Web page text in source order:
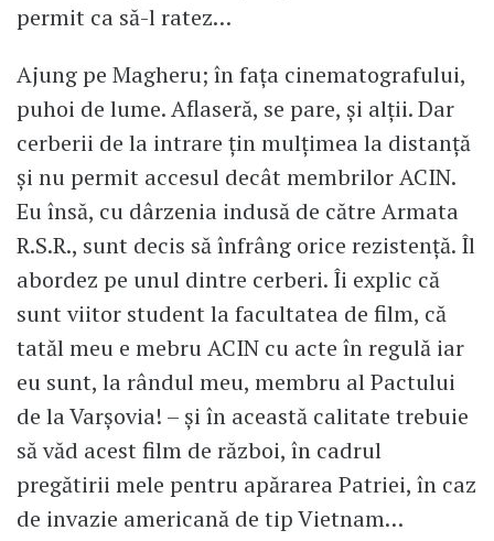
permit ca să-l ratez…
Ajung pe Magheru; în fața cinematografului,
puhoi de lume. Aflaseră, se pare, și alții. Dar
cerberii de la intrare țin mulțimea la distanță
și nu permit accesul decât membrilor ACIN.
Eu însă, cu dârzenia indusă de către Armata
R.S.R., sunt decis să înfrâng orice rezistență. Îl
abordez pe unul dintre cerberi. Îi explic că
sunt viitor student la facultatea de film, că
tatăl meu e mebru ACIN cu acte în regulă iar
eu sunt, la rândul meu, membru al Pactului
de la Varșovia! – și în această calitate trebuie
să văd acest film de război, în cadrul
pregătirii mele pentru apărarea Patriei, în caz
de invazie americană de tip Vietnam…